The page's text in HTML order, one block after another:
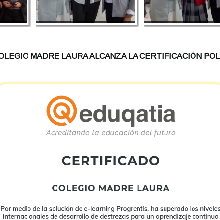
MADRE LAURA ALCANZA LA CERTIFICACIÓN